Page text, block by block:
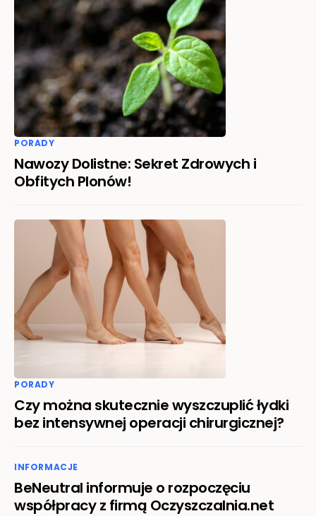
PORADY
Nawozy Dolistne: Sekret Zdrowych i
Obfitych Plonów!
PORADY
Czy można skutecznie wyszczuplić łydki
bez intensywnej operacji chirurgicznej?
INFORMACJE
BeNeutral informuje o rozpoczęciu
współpracy z firmą Oczyszczalnia.net